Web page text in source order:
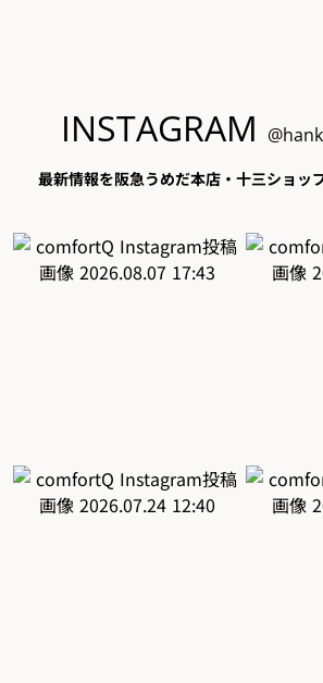
INSTAGRAM
最新情報を阪急うめだ本店・十三ショッ